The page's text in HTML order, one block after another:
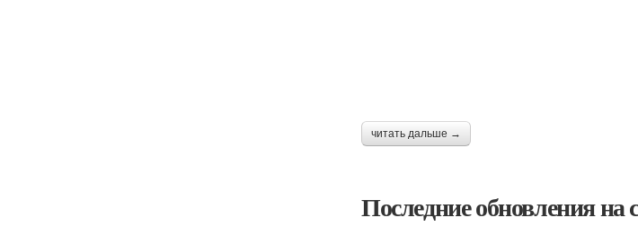
читать дальше →
Последние обновления на